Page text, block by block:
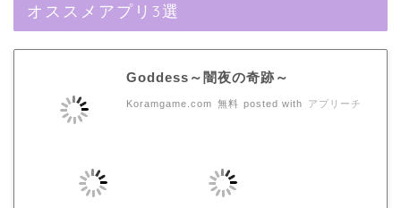
オススメアプリ3選
Goddess～闇夜の奇跡～
Koramgame.com 無料 posted with アプリーチ